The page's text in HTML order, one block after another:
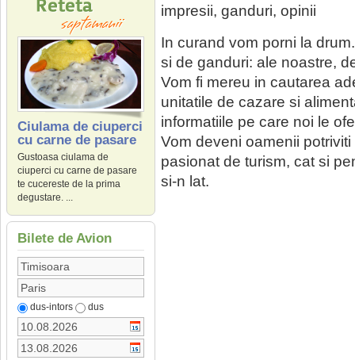
Ciulama de ciuperci
cu carne de pasare
Gustoasa ciulama de
ciuperci cu carne de pasare
te cucereste de la prima
degustare. ...
Bilete de Avion
dus-intors dus
impresii, ganduri, opinii
In curand vom porni la
si de ganduri: ale noastre,
Vom fi mereu in cautarea
unitatile de cazare si
informatiile pe care noi le
Vom deveni oamenii
pasionat de turism, cat si
si-n lat.